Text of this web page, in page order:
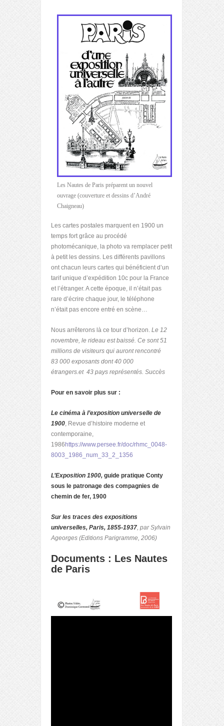
Les Nautes de Paris préparent un nouvel
ouvrage (couverture et dessins d’André
Chaigneau)
Les cartes postales marquent en 1900 un
temps fort grâce au procédé
photomécanique, la photo va remplacer petit
à petit les dessins. Les différents pavillons
ont chacun leurs cartes qui bénéficient d’un
tarif unique d’expédition 10c pour la France
et l’étranger. A cette époque, il n’était pas
rare d’écrire chaque jour, le téléphone
n’était pas encore entré en scène…
Nous arrêterons là ce tour d’horizon. Le 12
novembre, le rideau est baissé. Ce sont 51
millions de visiteurs qui auront rencontré
83 000 exposants dont 40 000
étrangers.et 43 pays représentés. Succès
Pour en savoir plus sur :
Le cinéma à l’exposition universelle de
1900, Revue d’histoire moderne et
contemporaine,
1986 https://www.persee.fr/doc/rhmc_0048-
8003_1986_num_33_2_1356
L’Exposition 1900, guide pratique Conty
sous le patronage des compagnies de
chemin de fer, 1900
Sur les traces des expositions
universelles, Paris, 1855-1937, par Sylvain
Ageorges (Editions Parigramme, 2006)
Documents : Les Nautes
de Paris